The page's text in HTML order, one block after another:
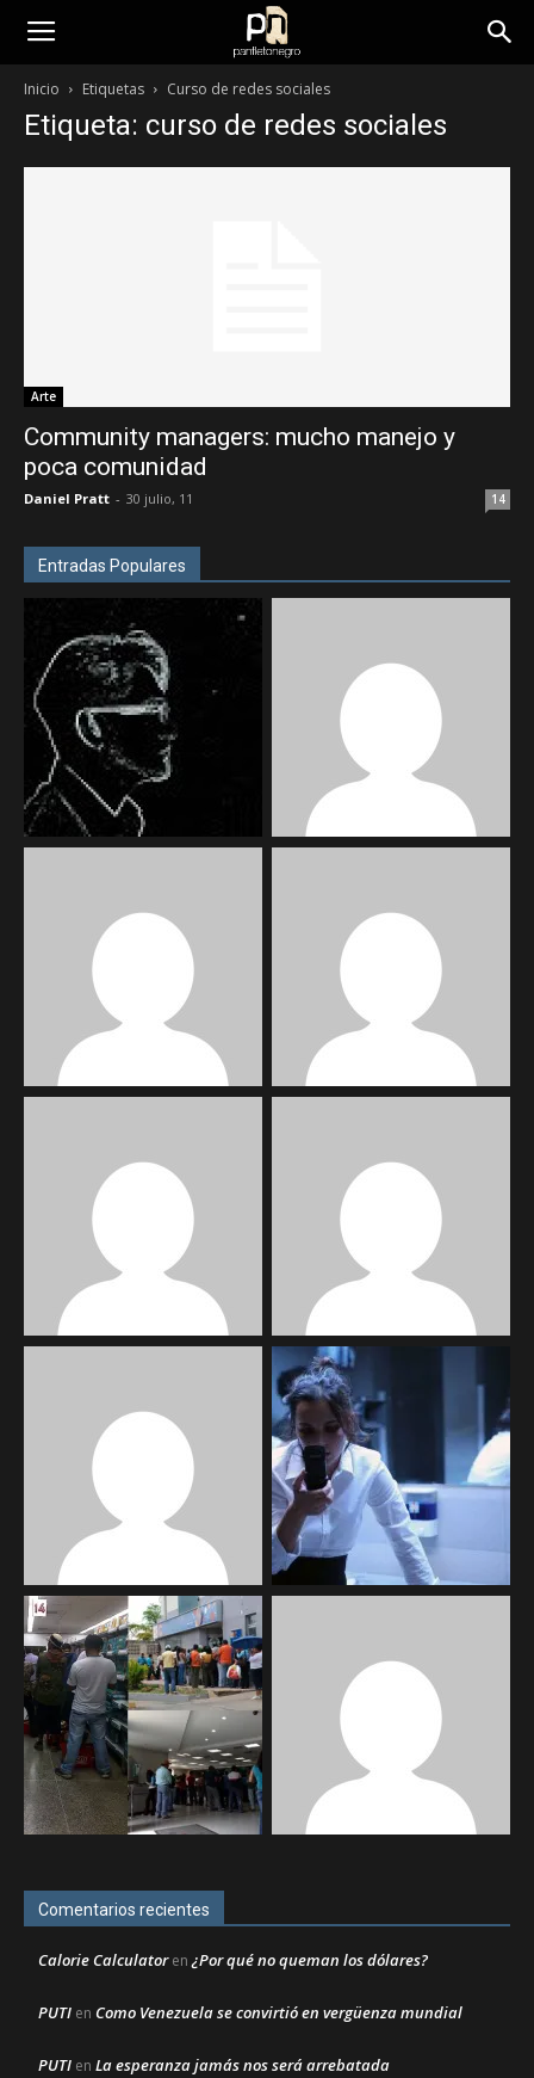
panfletonegro
Inicio Etiquetas Curso de redes sociales
Etiqueta: curso de redes sociales
Arte
Community managers: mucho manejo y
poca comunidad
Daniel Pratt - 30 julio, 11 14
Entradas Populares
Comentarios recientes
Calorie Calculatoren¿Por qué no queman los dólares?
PUTI en Como Venezuela se convirtió en vergüenza mundial
PUTI en La esperanza jamás nos será arrebatada